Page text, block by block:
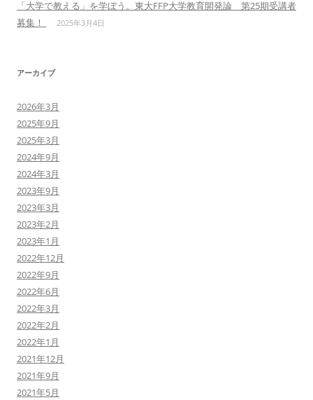
「大学で教える」を学ぼう。東大FFP大学教育開発論 第25期受講者
募集！
2025年3月4日
アーカイブ
2026年3月
2025年9月
2025年3月
2024年9月
2024年3月
2023年9月
2023年3月
2023年2月
2023年1月
2022年12月
2022年9月
2022年6月
2022年3月
2022年2月
2022年1月
2021年12月
2021年9月
2021年5月